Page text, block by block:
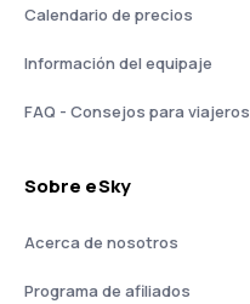
Calendario de precios
Información del equipaje
FAQ - Consejos para viajeros
Sobre eSky
Acerca de nosotros
Programa de afiliados